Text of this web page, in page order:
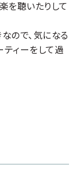
を聴いたりして
ので、気になる
ティーをして過